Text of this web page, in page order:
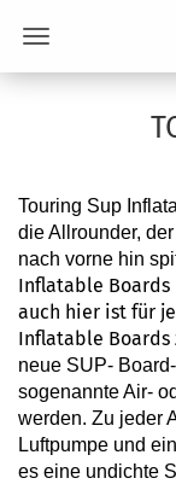
Touring Sup
die Allrounder,
nach vorne hin
Inflatable Boards
auch hier ist für
Inflatable Boards
neue SUP-
sogenannte Air-
werden. Zu jeder
Luftpumpe und
es eine undichte